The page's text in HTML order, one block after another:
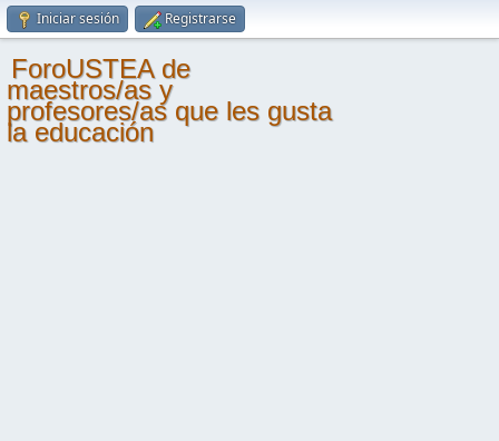
Iniciar sesión Registrarse
ForoUSTEA de
maestros/as y
profesores/as que les gusta
la educación